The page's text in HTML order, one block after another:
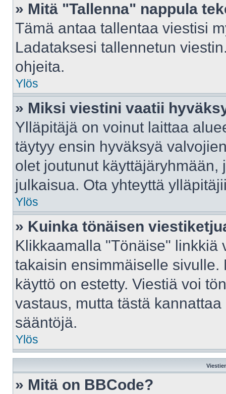
» Mitä "Tallenna" nappula
Tämä antaa tallentaa viestisi
Ladataksesi tallennetun
ohjeita.
Ylös
» Miksi viestini vaatii
Ylläpitäjä on voinut laittaa
täytyy ensin hyväksyä
olet joutunut
julkaisua. Ota yhteyttä
Ylös
» Kuinka tönäisen
Klikkaamalla "Tönäise" linkkiä
takaisin ensimmäiselle
käyttö on estetty. Viestiä voi
vastaus, mutta tästä
sääntöjä.
Ylös
» Mitä on BBCode?